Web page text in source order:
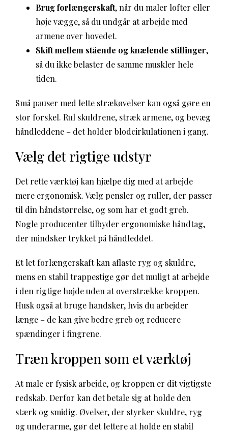
Brug forlængerskaft, når du maler lofter eller
høje vægge, så du undgår at arbejde med
armene over hovedet.
Skift mellem stående og knælende stillinger,
så du ikke belaster de samme muskler hele
tiden.
Små pauser med lette strækøvelser kan også gøre en
stor forskel. Rul skuldrene, stræk armene, og bevæg
håndleddene – det holder blodcirkulationen i gang.
Vælg det rigtige udstyr
Det rette værktøj kan hjælpe dig med at arbejde
mere ergonomisk. Vælg pensler og ruller, der passer
til din håndstørrelse, og som har et godt greb.
Nogle producenter tilbyder ergonomiske håndtag,
der mindsker trykket på håndleddet.
Et let forlængerskaft kan aflaste ryg og skuldre,
mens en stabil trappestige gør det muligt at arbejde
i den rigtige højde uden at overstrække kroppen.
Husk også at bruge handsker, hvis du arbejder
længe – de kan give bedre greb og reducere
spændinger i fingrene.
Træn kroppen som et værktøj
At male er fysisk arbejde, og kroppen er dit vigtigste
redskab. Derfor kan det betale sig at holde den
stærk og smidig. Øvelser, der styrker skuldre, ryg
og underarme, gør det lettere at holde en stabil